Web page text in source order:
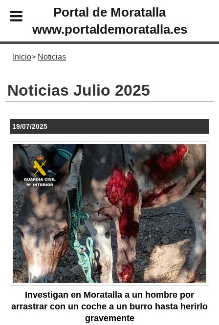
Portal de Moratalla
www.portaldemoratalla.es
Inicio Noticias
Noticias Julio 2025
19/07/2025
Investigan en Moratalla a un hombre por
arrastrar con un coche a un burro hasta herirlo
gravemente